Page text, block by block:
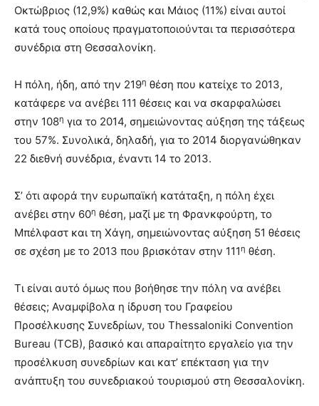
Οκτώβριος (12,9%) καθώς και Μάιος (11%) είναι αυτοί
κατά τους οποίους πραγματοποιούνται τα περισσότερα
συνέδρια στη Θεσσαλονίκη.
Η πόλη, ήδη, από την 219η θέση που κατείχε το 2013,
κατάφερε να ανέβει 111 θέσεις και να σκαρφαλώσει
στην 108η για το 2014, σημειώνοντας αύξηση της τάξεως
του 57%. Συνολικά, δηλαδή, για το 2014 διοργανώθηκαν
22 διεθνή συνέδρια, έναντι 14 το 2013.
Σ’ ότι αφορά την ευρωπαϊκή κατάταξη, η πόλη έχει
ανέβει στην 60η θέση, μαζί με τη Φρανκφούρτη, το
Μπέλφαστ και τη Χάγη, σημειώνοντας αύξηση 51 θέσεις
σε σχέση με το 2013 που βρισκόταν στην 111η θέση.
Τι είναι αυτό όμως που βοήθησε την πόλη να ανέβει
θέσεις; Αναμφίβολα η ίδρυση του Γραφείου
Προσέλκυσης Συνεδρίων, του Thessaloniki Convention
Bureau (TCB), βασικό και απαραίτητο εργαλείο για την
προσέλκυση συνεδρίων και κατ’ επέκταση για την
ανάπτυξη του συνεδριακού τουρισμού στη Θεσσαλονίκη.